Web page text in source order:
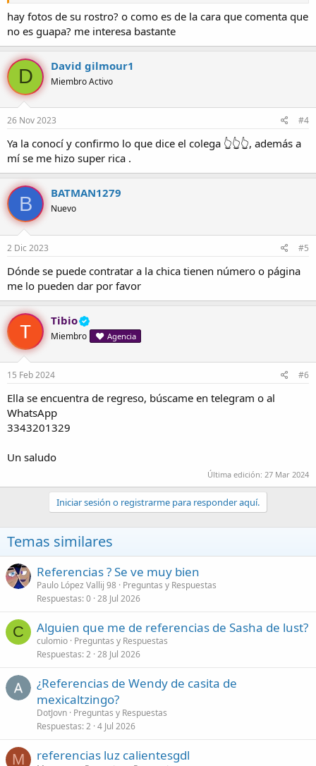
hay fotos de su rostro? o como es de la cara que comenta que
no es guapa? me interesa bastante
D David gilmour1
Miembro Activo
26 Nov 2023 #4
Ya la conocí y confirmo lo que dice el colega 👆👆👆, además a
mí se me hizo super rica .
B BATMAN1279
Nuevo
2 Dic 2023 #5
Dónde se puede contratar a la chica tienen número o página
me lo pueden dar por favor
Tibio
Miembro Agencia
15 Feb 2024 #6
Ella se encuentra de regreso, búscame en telegram o al
WhatsApp
3343201329
Un saludo
Última edición: 27 Mar 2024
Iniciar sesión o registrarme para responder aquí.
Temas similares
Referencias ? Se ve muy bien
Paulo López Vallij 98 Preguntas y Respuestas
Respuestas 0 28 Jul 2026
C Alguien que me de referencias de Sasha de lust?
culomio Preguntas y Respuestas
Respuestas 2 28 Jul 2026
¿Referencias de Wendy de casita de
mexicaltzingo?
DotJovn Preguntas y Respuestas
Respuestas 2 4 Jul 2026
M referencias luz calientesgdl